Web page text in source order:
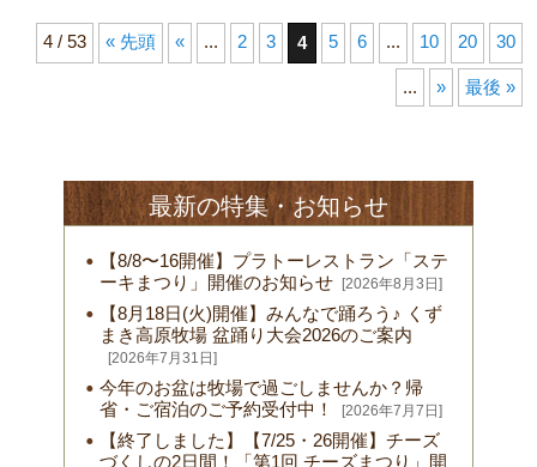
4 / 53 « 先頭 « ... 2 3 4 5 6 ... 10 20 30
... » 最後 »
最新の特集・お知らせ
【8/8〜16開催】プラトーレストラン「ステ
ーキまつり」開催のお知らせ
[2026年8月3日]
【8月18日(火)開催】みんなで踊ろう♪ くず
まき高原牧場 盆踊り大会2026のご案内
[2026年7月31日]
今年のお盆は牧場で過ごしませんか？帰
省・ご宿泊のご予約受付中！
[2026年7月7日]
【終了しました】【7/25・26開催】チーズ
づくしの2日間！「第1回 チーズまつり」開